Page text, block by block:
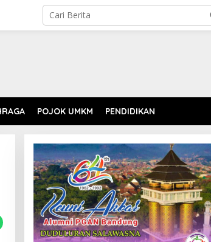
POJOK UMKM PENDIDIKAN